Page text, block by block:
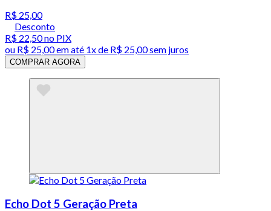
R$ 25,00
Desconto
R$ 22,50no PIX
ou R$ 25,00em até 1x de R$ 25,00sem juros
COMPRAR AGORA
Echo Dot 5 Geração Preta